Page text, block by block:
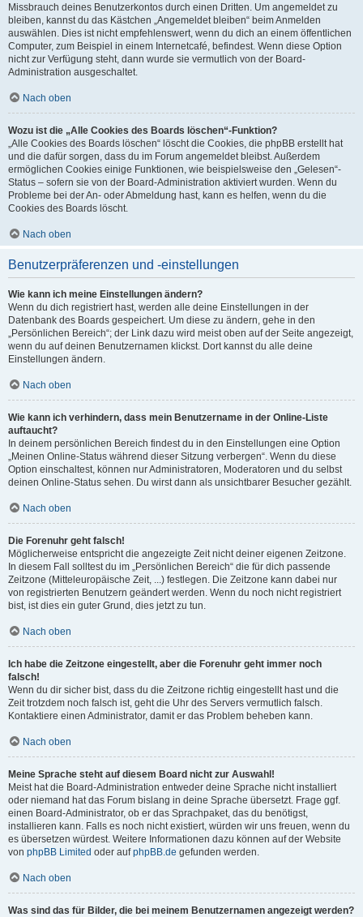
Missbrauch deines Benutzerkontos durch einen Dritten. Um angemeldet zu
bleiben, kannst du das Kästchen „Angemeldet bleiben“ beim Anmelden
auswählen. Dies ist nicht empfehlenswert, wenn du dich an einem öffentlichen
Computer, zum Beispiel in einem Internetcafé, befindest. Wenn diese Option
nicht zur Verfügung steht, dann wurde sie vermutlich von der Board-
Administration ausgeschaltet.
Nach oben
Wozu ist die „Alle Cookies des Boards löschen“-Funktion?
„Alle Cookies des Boards löschen“ löscht die Cookies, die phpBB erstellt hat
und die dafür sorgen, dass du im Forum angemeldet bleibst. Außerdem
ermöglichen Cookies einige Funktionen, wie beispielsweise den „Gelesen“-
Status – sofern sie von der Board-Administration aktiviert wurden. Wenn du
Probleme bei der An- oder Abmeldung hast, kann es helfen, wenn du die
Cookies des Boards löscht.
Nach oben
Benutzerpräferenzen und -einstellungen
Wie kann ich meine Einstellungen ändern?
Wenn du dich registriert hast, werden alle deine Einstellungen in der
Datenbank des Boards gespeichert. Um diese zu ändern, gehe in den
„Persönlichen Bereich“; der Link dazu wird meist oben auf der Seite angezeigt,
wenn du auf deinen Benutzernamen klickst. Dort kannst du alle deine
Einstellungen ändern.
Nach oben
Wie kann ich verhindern, dass mein Benutzername in der Online-Liste
auftaucht?
In deinem persönlichen Bereich findest du in den Einstellungen eine Option
„Meinen Online-Status während dieser Sitzung verbergen“. Wenn du diese
Option einschaltest, können nur Administratoren, Moderatoren und du selbst
deinen Online-Status sehen. Du wirst dann als unsichtbarer Besucher gezählt.
Nach oben
Die Forenuhr geht falsch!
Möglicherweise entspricht die angezeigte Zeit nicht deiner eigenen Zeitzone.
In diesem Fall solltest du im „Persönlichen Bereich“ die für dich passende
Zeitzone (Mitteleuropäische Zeit, ...) festlegen. Die Zeitzone kann dabei nur
von registrierten Benutzern geändert werden. Wenn du noch nicht registriert
bist, ist dies ein guter Grund, dies jetzt zu tun.
Nach oben
Ich habe die Zeitzone eingestellt, aber die Forenuhr geht immer noch
falsch!
Wenn du dir sicher bist, dass du die Zeitzone richtig eingestellt hast und die
Zeit trotzdem noch falsch ist, geht die Uhr des Servers vermutlich falsch.
Kontaktiere einen Administrator, damit er das Problem beheben kann.
Nach oben
Meine Sprache steht auf diesem Board nicht zur Auswahl!
Meist hat die Board-Administration entweder deine Sprache nicht installiert
oder niemand hat das Forum bislang in deine Sprache übersetzt. Frage ggf.
einen Board-Administrator, ob er das Sprachpaket, das du benötigst,
installieren kann. Falls es noch nicht existiert, würden wir uns freuen, wenn du
es übersetzen würdest. Weitere Informationen dazu können auf der Website
von phpBB Limited oder aufphpBB.de gefunden werden.
Nach oben
Was sind das für Bilder, die bei meinem Benutzernamen angezeigt werden?